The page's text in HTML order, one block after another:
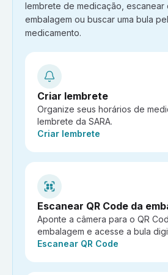
lembrete de medicação, escanear
embalagem ou buscar uma bula
medicamento.
Criar lembrete
Organize seus horários de
lembrete da SARA.
Ação:
Criar lembrete
Escanear QR Code da
Aponte a câmera para o QR
embalagem e acesse a bula
Ação:
Escanear QR Code